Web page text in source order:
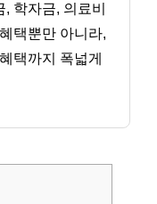
학자금, 의료비
택뿐만 아니라,
택까지 폭넓게